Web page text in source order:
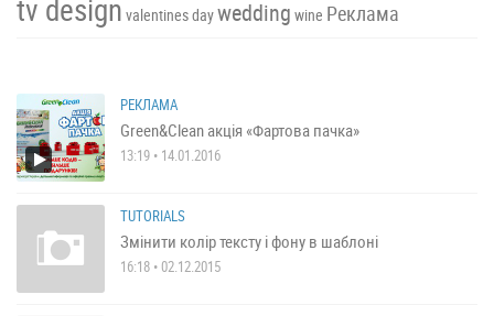
tv design valentines daywedding wine Реклама
РЕКЛАМА
Green&Clean акція «Фартова пачка»
13:19 • 14.01.2016
TUTORIALS
Змінити колір тексту і фону в шаблоні
16:18 • 02.12.2015